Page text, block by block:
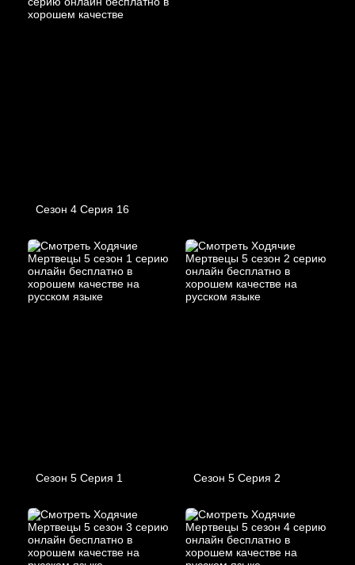
Сезон 4 Серия 16
Сезон 5 Серия 1 Сезон 5 Серия 2